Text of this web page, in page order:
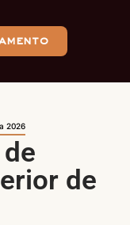
2026
de